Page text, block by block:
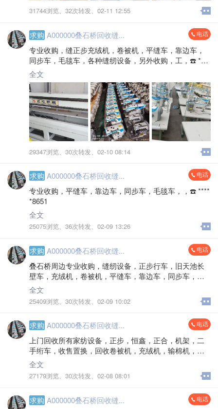
31744浏览、 32次转发、 02-11 12:55
求购 A000000叠石桥回收缝... 电话
专业收购，缝正步充绒机，卷被机，平缝车，靠边车，
同步车，毛毯车，各种缝纫设备，另外收购，工，☎️ ****
*8651
全文
29347浏览、 30次转发、 02-10 08:14
求购 A000000叠石桥回收缝... 电话
专业收购，平缝车，靠边车，同步车，毛毯车，，☎️ ****
*8651
全文
25075浏览、 36次转发、 02-09 13:26
求购 A000000叠石桥回收缝... 电话
叠石桥周边专业收购，缝纫设备，正步行车，旧天池长
壁车，充绒机，卷被机，平缝车，靠边车，同步车，毛
毯车，各种缝纫设备，另外收购，工厂淘汰大型，☎️ ****
*8651
全文
25409浏览、 30次转发、 02-09 10:02
求购 A000000叠石桥回收缝... 电话
上门回收所有家纺设备，正步，恒鑫，正合，机架，二
手绗车，收售置换，回收卷被机，充绒机，输棉机，收
家纺厂平缝车，各种缝纫设备，诚接大型厂房务，（出
售全新，二手充绒机，上料轮车
全文
27179浏览、 30次转发、 02-08 08:01
求购 A000000叠石桥回收缝... 电话